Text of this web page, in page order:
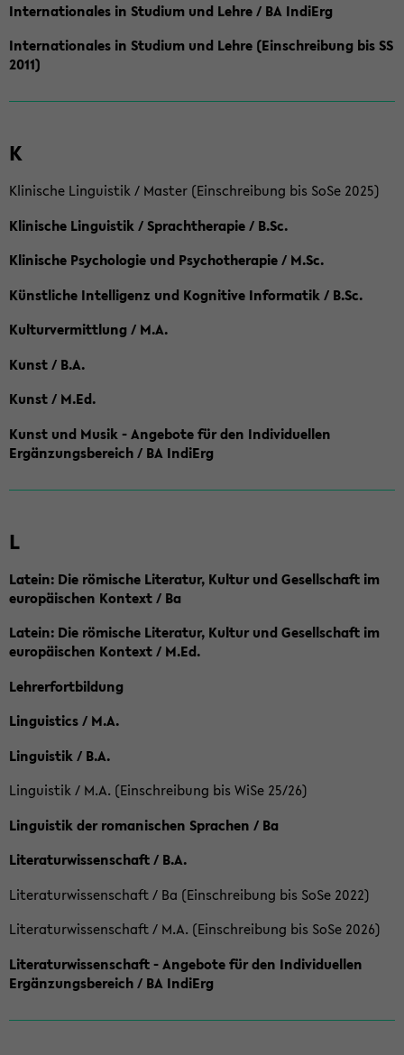
Internationales in Studium und Lehre / BA IndiErg
Internationales in Studium und Lehre (Einschreibung bis SS
2011)
K
Klinische Linguistik / Master (Einschreibung bis SoSe 2025)
Klinische Linguistik / Sprachtherapie / B.Sc.
Klinische Psychologie und Psychotherapie / M.Sc.
Künstliche Intelligenz und Kognitive Informatik / B.Sc.
Kulturvermittlung / M.A.
Kunst / B.A.
Kunst / M.Ed.
Kunst und Musik - Angebote für den Individuellen
Ergänzungsbereich / BA IndiErg
L
Latein: Die römische Literatur, Kultur und Gesellschaft im
europäischen Kontext / Ba
Latein: Die römische Literatur, Kultur und Gesellschaft im
europäischen Kontext / M.Ed.
Lehrerfortbildung
Linguistics / M.A.
Linguistik / B.A.
Linguistik / M.A. (Einschreibung bis WiSe 25/26)
Linguistik der romanischen Sprachen / Ba
Literaturwissenschaft / B.A.
Literaturwissenschaft / Ba (Einschreibung bis SoSe 2022)
Literaturwissenschaft / M.A. (Einschreibung bis SoSe 2026)
Literaturwissenschaft - Angebote für den Individuellen
Ergänzungsbereich / BA IndiErg